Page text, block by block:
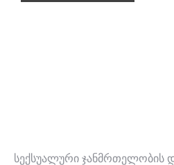
სექსუალური ჯანმრთელობის